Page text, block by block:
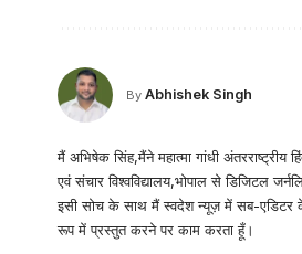
By Abhishek Singh
मैं अभिषेक सिंह,मैंने महात्मा गांधी अंतरराष्ट्रीय
एवं संचार विश्वविद्यालय,भोपाल से डिजिटल
इसी सोच के साथ मैं स्वदेश न्यूज़ में सब-एडिटर
रूप में प्रस्तुत करने पर काम करता हूँ।